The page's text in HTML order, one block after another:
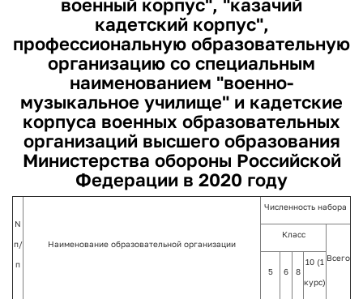
военный корпус", "казачий
кадетский корпус",
профессиональную образовательную
организацию со специальным
наименованием "военно-
музыкальное училище" и кадетские
корпуса военных образовательных
организаций высшего образования
Министерства обороны Российской
Федерации в 2020 году
N
п/
п
Наименование образовательной организации
Численность набора
Класс
Всего
5
6 8
10 (1
курс)